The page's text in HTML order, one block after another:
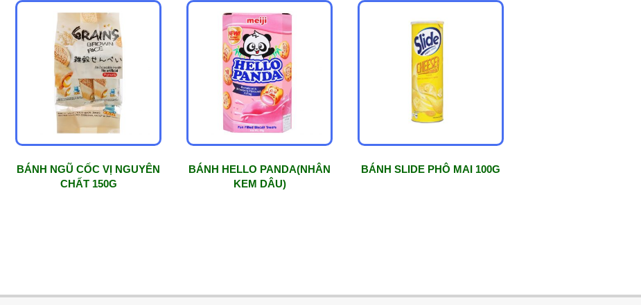
BÁNH NGŨ CỐC VỊ NGUYÊN
CHẤT 150G
BÁNH HELLO PANDA(NHÂN
KEM DÂU)
BÁNH SLIDE PHÔ MAI 100G